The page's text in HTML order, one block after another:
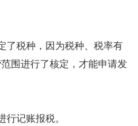
税种，因为税种、税率有
围进行了核定，才能申请发
记账报税。